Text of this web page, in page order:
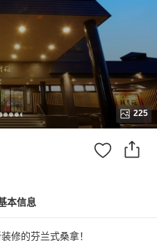
225
本信息
修的芬兰式桑拿！